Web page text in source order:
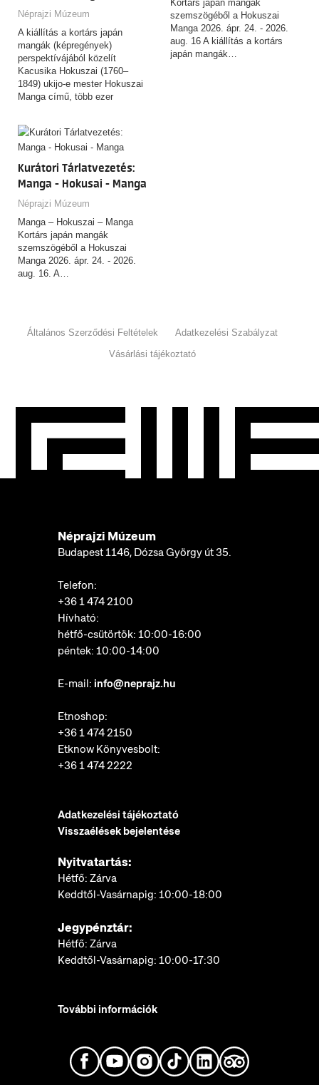
Néprajzi Múzeum
A kiállítás a kortárs japán
mangák (képregények)
perspektívájából közelít
Kacusika Hokuszai (1760–
1849) ukijo-e mester Hokuszai
Manga című, több ezer
Kortárs japán mangák
szemszögéből a Hokuszai
Manga 2026. ápr. 24. - 2026.
aug. 16 A kiállítás a kortárs
japán mangák…
Kurátori Tárlatvezetés:
Manga - Hokusai - Manga
Néprajzi Múzeum
Manga – Hokuszai – Manga
Kortárs japán mangák
szemszögéből a Hokuszai
Manga 2026. ápr. 24. - 2026.
aug. 16. A…
Általános Szerződési Feltételek
Adatkezelési Szabályzat
Vásárlási tájékoztató
Néprajzi Múzeum
Budapest 1146, Dózsa György út 35.
Telefon:
+36 1 474 2100
Hívható:
hétfő-csütörtök: 10:00-16:00
péntek: 10:00-14:00
E-mail: info@neprajz.hu
Etnoshop:
+36 1 474 2150
Etknow Könyvesbolt:
+36 1 474 2222
Adatkezelési tájékoztató
Visszaélések bejelentése
Nyitvatartás:
Hétfő: Zárva
Keddtől-Vasárnapig: 10:00-18:00
Jegypénztár:
Hétfő: Zárva
Keddtől-Vasárnapig: 10:00-17:30
További információk